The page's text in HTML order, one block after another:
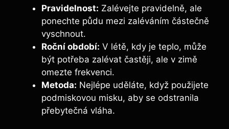
Pravidelnost: Zalévejte pravidelně, ale
ponechte půdu mezi zaléváním částečně
vyschnout.
Roční období: V létě, kdy je teplo, ⁤může
⁣být potřeba zalévat častěji, ale v zimě
⁣omezte frekvenci.
Metoda: Nejlépe uděláte, když použijete ​
podmiskovou misku, aby⁢ se odstranila
přebytečná vláha.